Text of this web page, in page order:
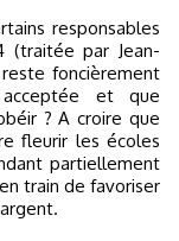
responsables
(traitée par Jean-
foncièrement
et que
? A croire que
fleurir les écoles
partiellement
train de favoriser